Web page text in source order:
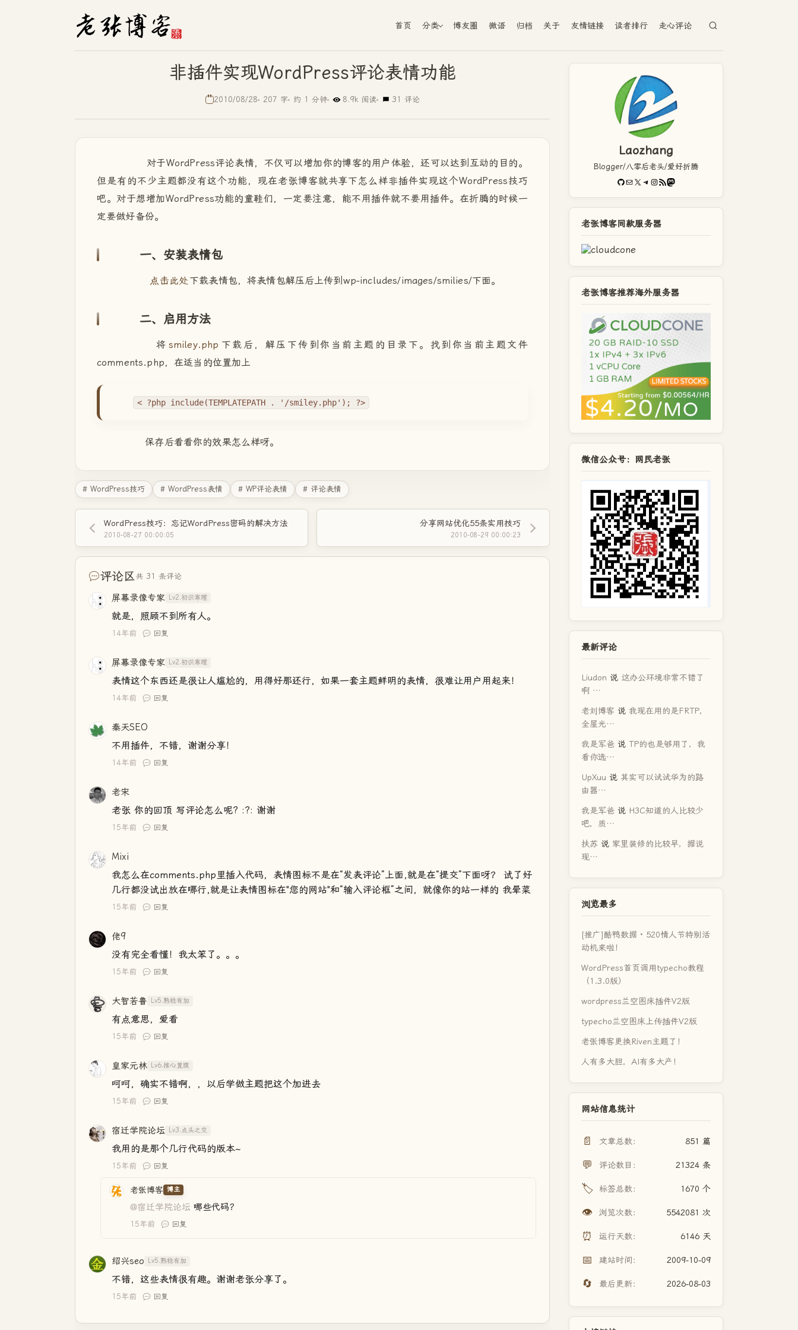
首页 分类 博友圈 微语 归档 关于 友情链接 读者排行 走心评论
非插件实现WordPress评论表情功能
2010/08/28 207 字 约 1 分钟 8.9k 阅读 31 评论
对于WordPress评论表情，不仅可以增加你的博客的用户体验，还可以达到互动的目的。
但是有的不少主题都没有这个功能，现在老张博客就共享下怎么样非插件实现这个WordPress技巧
吧。对于想增加WordPress功能的童鞋们，一定要注意，能不用插件就不要用插件。在折腾的时候一
定要做好备份。
一、安装表情包
点击此处 下载表情包，将表情包解压后上传到wp-includes/images/smilies/下面。
二、启用方法
将 smiley.php 下载后，解压下传到你当前主题的目录下。找到你当前主题文件
comments.php，在适当的位置加上
< ?php include(TEMPLATEPATH . '/smiley.php'); ?>
保存后看看你的效果怎么样呀。
# WordPress技巧 # WordPress表情 # WP评论表情 # 评论表情
WordPress技巧：忘记WordPress密码的解决方法
2010-08-27 00:00:05
分享网站优化55条实用技巧
2010-08-29 00:00:23
评论区共 31 条评论
屏幕录像专家 Lv2.初识寒暄
就是，照顾不到所有人。
14年前 回复
屏幕录像专家 Lv2.初识寒暄
表情这个东西还是很让人尴尬的，用得好那还行，如果一套主题鲜明的表情，很难让用户用起来！
14年前 回复
秦天SEO
不用插件，不错，谢谢分享！
14年前 回复
老宋
老张 你的回顶 写评论怎么呢? :?: 谢谢
15年前 回复
Mixi
我怎么在comments.php里插入代码，表情图标不是在“发表评论”上面,就是在“提交”下面呀？ 试了好
几行都没试出放在哪行,就是让表情图标在"您的网站"和“输入评论框”之间，就像你的站一样的 我晕菜
15年前 回复
佬9
没有完全看懂！我太笨了。。。
15年前 回复
大智若鲁 Lv5.熟稔有加
有点意思，爱看
15年前 回复
皇家元林 Lv6.推心置腹
呵呵，确实不错啊，，以后学做主题把这个加进去
15年前 回复
宿迁学院论坛 Lv3.点头之交
我用的是那个几行代码的版本~
15年前 回复
老张博客 博主
@宿迁学院论坛 哪些代码？
15年前 回复
绍兴seo Lv5.熟稔有加
不错，这些表情很有趣。谢谢老张分享了。
15年前 回复
Laozhang
Blogger/八零后老头/爱好折腾
GitHub
电子邮件X Telegram
Instagram
RSS FeedMastodon
老张博客同款服务器
老张博客推荐海外服务器
微信公众号：网民老张
最新评论
Liudon 说 这办公环境非常不错了
啊 …
老刘博客 说 我现在用的是FRTP，
全屋光…
我是军爸 说 TP的也是够用了，我
看你选…
UpXuu 说 其实可以试试华为的路
由器…
我是军爸 说 H3C知道的人比较少
吧，质…
扶苏 说 家里装修的比较早，据说
现…
浏览最多
[推广]酷鸭数据 · 520情人节特别活
动机来啦！
WordPress首页调用typecho教程
（1.3.0版）
wordpress兰空图床插件V2版
typecho兰空图床上传插件V2版
老张博客更换Riven主题了！
人有多大胆，AI有多大产！
网站信息统计
📄 文章总数： 851 篇
💬 评论数目： 21324 条
🏷️ 标签总数： 1670 个
👁️ 浏览次数： 5542081 次
⏰ 运行天数： 6146 天
📅 建站时间： 2009-10-09
🔄 最后更新： 2026-08-03